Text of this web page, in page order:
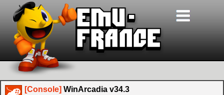
[Console] WinArcadia v34.3